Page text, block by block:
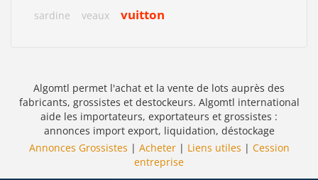
sardine veaux vuitton
Algomtl permet l'achat et la vente de lots auprès des
fabricants, grossistes et destockeurs. Algomtl international
aide les importateurs, exportateurs et grossistes :
annonces import export, liquidation, déstockage
Annonces Grossistes | Acheter| Liens utiles | Cession
entreprise